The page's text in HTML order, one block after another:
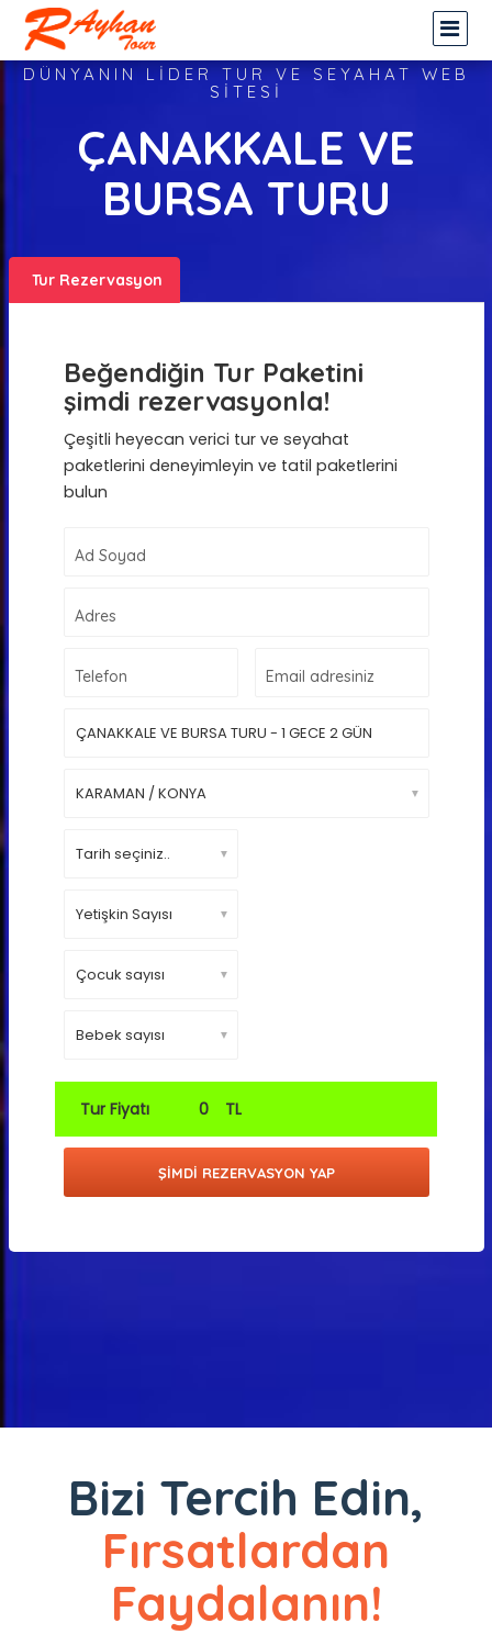
DÜNYANIN LİDER TUR VE SEYAHAT WEB
SİTESİ
ÇANAKKALE VE
BURSA TURU
Tur Rezervasyon
Beğendiğin Tur Paketini
şimdi rezervasyonla!
Çeşitli heyecan verici tur ve seyahat
paketlerini deneyimleyin ve tatil paketlerini
bulun
Ad Soyad
Adres
Telefon Email adresiniz
▼
▼
▼
▼
▼
Tur Fiyatı 0 TL
Bizi Tercih Edin,
Fırsatlardan
Faydalanın!